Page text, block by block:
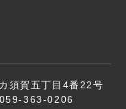
須賀五丁目4番22号
363-0206